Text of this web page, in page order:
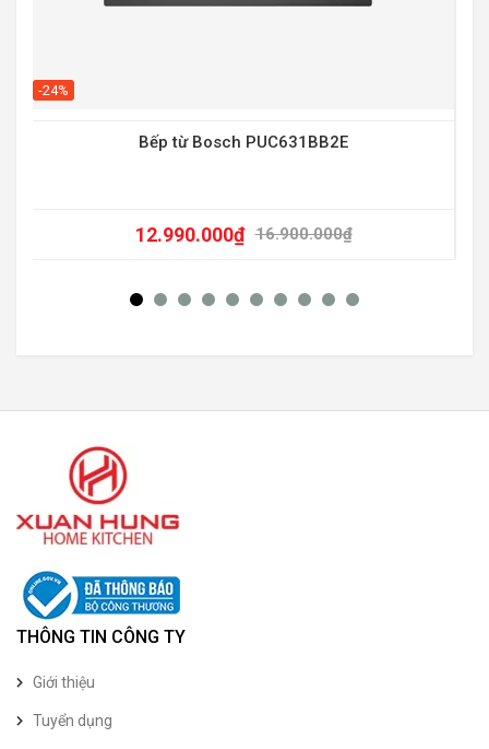
-24%
Bếp từ Bosch PUC631BB2E
16.900.000₫
12.990.000₫
THÔNG TIN CÔNG TY
Giới thiệu
Tuyển dụng